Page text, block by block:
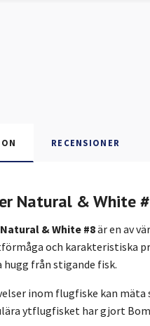
RECENSIONER
Natural & White
& White #8är en av
och karakteristiska
hugg från stigande fisk.
inom flugfiske kan
ytflugfisket har gjort